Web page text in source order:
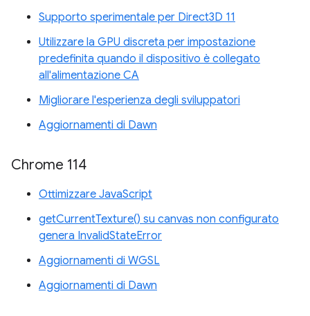
Supporto sperimentale per Direct3D 11
Utilizzare la GPU discreta per impostazione
predefinita quando il dispositivo è collegato
all'alimentazione CA
Migliorare l'esperienza degli sviluppatori
Aggiornamenti di Dawn
Chrome 114
Ottimizzare JavaScript
getCurrentTexture() su canvas non configurato
genera InvalidStateError
Aggiornamenti di WGSL
Aggiornamenti di Dawn